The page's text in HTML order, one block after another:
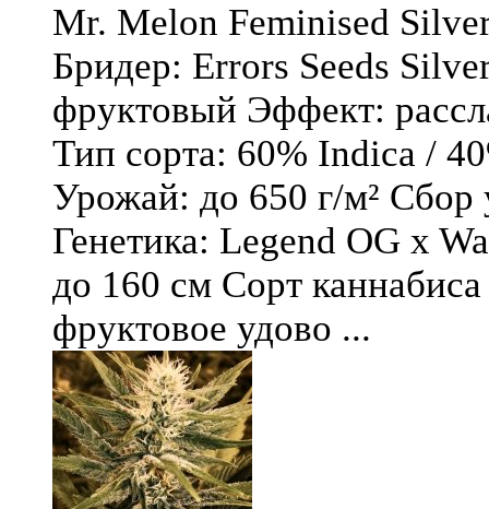
Mr. Melon Feminised
Бридер: Errors Seeds
фруктовый Эффект:
Тип сорта: 60% Indica /
Урожай: до 650 г/м² Сбор
Генетика: Legend OG x
до 160 см Сорт
фруктовое удово ...